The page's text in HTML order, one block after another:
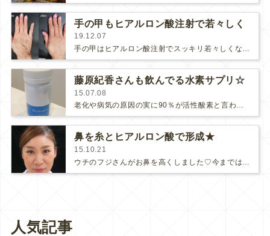
手の甲もヒアルロン酸注射で若々しく
19.12.07
手の甲はヒアルロン酸注射でスッキリ若々しくなります♪血管や筋が目立たなくなるだけでなく、痩せた肌にハリが戻って乾燥した印象が改…
藤原紀香さんも飲んでる水素サプリ☆
15.07.08
老化や病気の原因の実に90％が活性酸素と言われています。・いかに活性酸素の発生を抑えるか・いかに活性酸素を取り除くか・…
鼻を糸とヒアルロン酸で形成★
15.10.21
人気記事